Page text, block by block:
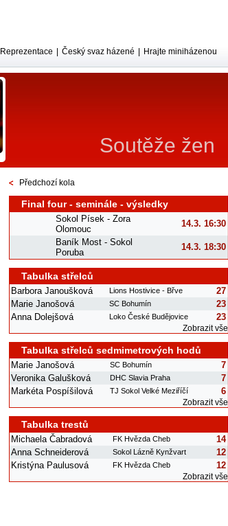
Soutěže žen
Reprezentace Český svaz házené Hrajte miniházenou
Předchozí kola
Final four - seminále - výsledky
Sokol Písek - Zora
Olomouc
14.3. 16:30
Baník Most - Sokol
Poruba
14.3. 18:30
Tabulka střelců
Barbora Janoušková Lions Hostivice - Břve
27
Marie Janošová
SC Bohumín
23
Anna Dolejšová
Loko České Budějovice 23
Zobrazit vše
Tabulka střelců sedmimetrových hodů
Marie Janošová SC Bohumín
7
Veronika Galušková
DHC Slavia Praha
7
Markéta Pospíšilová
TJ Sokol Velké Meziříčí 6
Zobrazit vše
Tabulka trestů
Michaela Čabradová FK Hvězda Cheb
14
Anna Schneiderová
Sokol Lázně Kynžvart
12
Kristýna Paulusová
FK Hvězda Cheb 12
Zobrazit vše